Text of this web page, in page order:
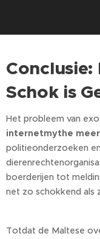
Conclusie:
Schok is
Het probleem van
internetmythe meer
politieonderzoeken
boerderijen tot
net zo schokkend als
Totdat de Maltese